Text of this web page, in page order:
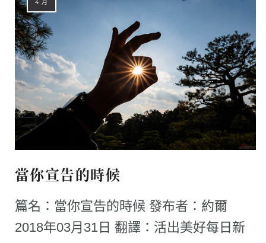
4 月
當你宣告的時候
篇名：當你宣告的時候 發布者：約爾
2018年03月31日 翻譯：活出美好每日新